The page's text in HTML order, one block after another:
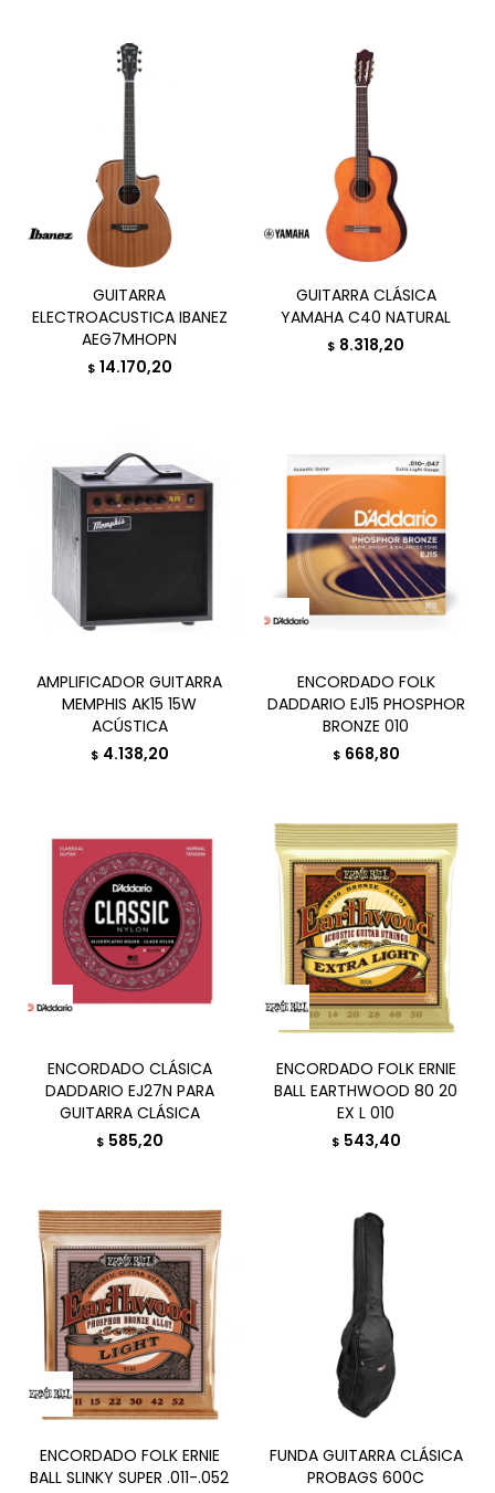
GUITARRA
ELECTROACUSTICA IBANEZ
AEG7MHOPN
$ 14.170,20
GUITARRA CLÁSICA
YAMAHA C40 NATURAL
$ 8.318,20
AMPLIFICADOR GUITARRA
MEMPHIS AK15 15W
ACÚSTICA
$ 4.138,20
ENCORDADO FOLK
DADDARIO EJ15 PHOSPHOR
BRONZE 010
$ 668,80
ENCORDADO CLÁSICA
DADDARIO EJ27N PARA
GUITARRA CLÁSICA
$ 585,20
ENCORDADO FOLK ERNIE
BALL EARTHWOOD 80 20
EX L 010
$ 543,40
ENCORDADO FOLK ERNIE
BALL SLINKY SUPER .011-.052
FUNDA GUITARRA CLÁSICA
PROBAGS 600C